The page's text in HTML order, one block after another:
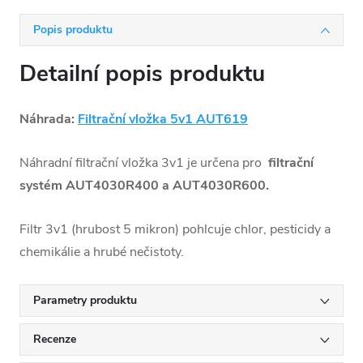
Popis produktu
Detailní popis produktu
Náhrada: Filtrační vložka 5v1 AUT619
Náhradní filtrační vložka 3v1 je určena pro filtrační
systém AUT4030R400 a AUT4030R600.
Filtr 3v1 (hrubost 5 mikron) pohlcuje chlor, pesticidy a
chemikálie a hrubé nečistoty.
Parametry produktu
Recenze